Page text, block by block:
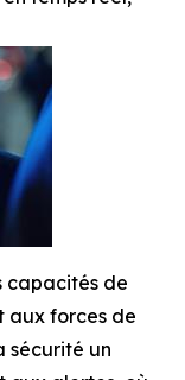
capacités de
aux forces de
sécurité un